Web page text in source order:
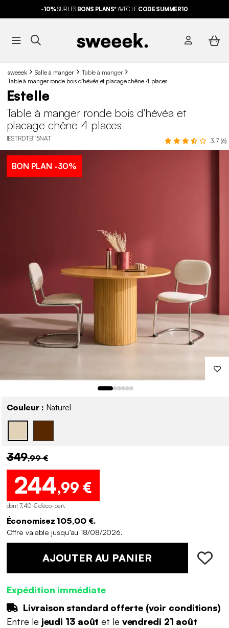
-10%SUR LES BONS PLANS*AVEC LE CODE SUMMER10
sweeek Salle à manger
Table à manger
Table à manger ronde bois d'hévéa et placage chêne 4 places
Estelle
Table à manger ronde bois d'hévéa et
placage chêne 4 places
IESTRDTB115NAT 3.7 (6)
BON PLAN -30%
Couleur : Naturel
349,99 €
244,99 €
dont 7,40 € d'éco-part.
Économisez 105,00 €.
Offre valable jusqu’au 18/08/2026.
AJOUTER AU PANIER
Expédition immédiate
Livraison standard offerte (voir conditions)
Entre le jeudi 13 août et le vendredi 21 août